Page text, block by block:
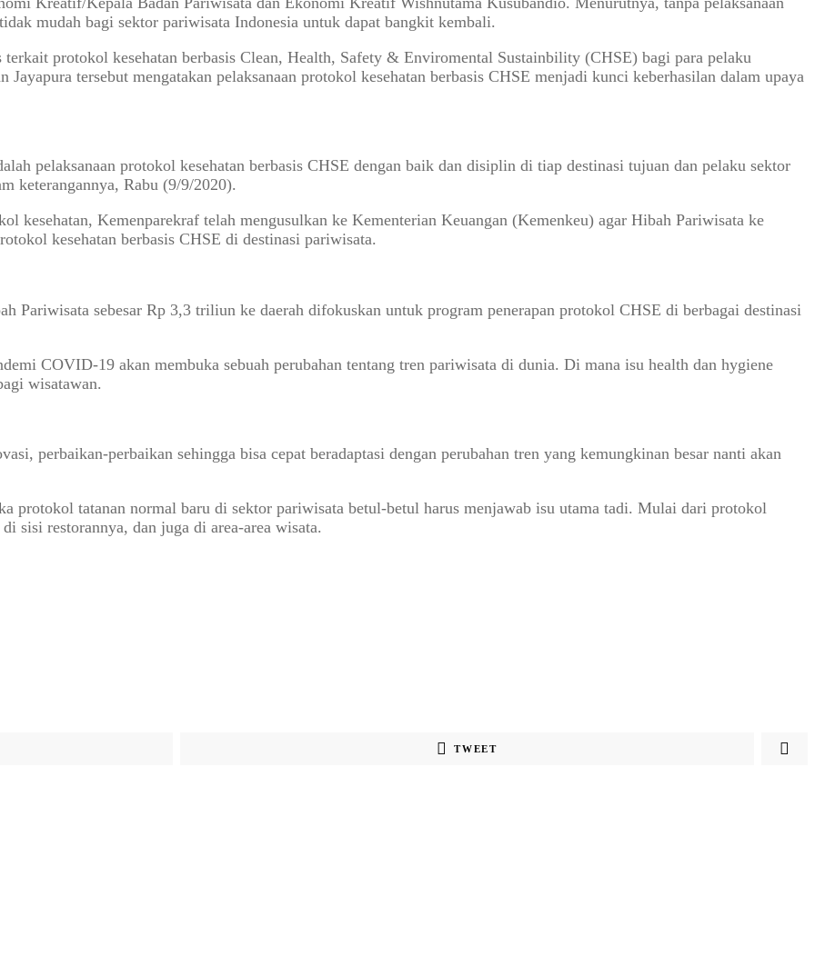
mudah bagi sektor pariwisata Indonesia untuk dapat bangkit kembali.
protokol kesehatan berbasis Clean, Health, Safety & Enviromental Sustainbility (CHSE) bagi para pelaku
tersebut mengatakan pelaksanaan protokol kesehatan berbasis CHSE menjadi kunci keberhasilan dalam upaya
pelaksanaan protokol kesehatan berbasis CHSE dengan baik dan disiplin di tiap destinasi tujuan dan pelaku sektor
keterangannya, Rabu (9/9/2020).
kesehatan, Kemenparekraf telah mengusulkan ke Kementerian Keuangan (Kemenkeu) agar Hibah Pariwisata ke
kesehatan berbasis CHSE di destinasi pariwisata.
Pariwisata sebesar Rp 3,3 triliun ke daerah difokuskan untuk program penerapan protokol CHSE di berbagai destinasi
COVID-19 akan membuka sebuah perubahan tentang tren pariwisata di dunia. Di mana isu health dan hygiene
wisatawan.
perbaikan-perbaikan sehingga bisa cepat beradaptasi dengan perubahan tren yang kemungkinan besar nanti akan
protokol tatanan normal baru di sektor pariwisata betul-betul harus menjawab isu utama tadi. Mulai dari protokol
sisi restorannya, dan juga di area-area wisata.
TWEET